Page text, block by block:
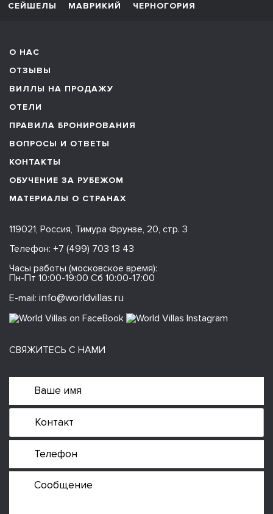
СЕЙШЕЛЫ
МАВРИКИЙ ЧЕРНОГОРИЯ
О НАС
ОТЗЫВЫ
ВИЛЛЫ НА ПРОДАЖУ
ОТЕЛИ
ПРАВИЛА БРОНИРОВАНИЯ
ВОПРОСЫ И ОТВЕТЫ
КОНТАКТЫ
ОБУЧЕНИЕ ЗА РУБЕЖОМ
МАТЕРИАЛЫ О СТРАНАХ
119021, Россия, Тимура Фрунзе, 20, стр. 3
Телефон: +7 (499) 703 13 43
Часы работы (московское время):
Пн-Пт 10:00-19:00 Сб 10:00-17:00
E-mail: info@worldvillas.ru
СВЯЖИТЕСЬ С НАМИ